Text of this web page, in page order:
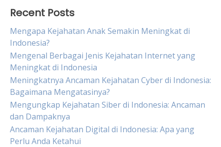
Recent Posts
Mengapa Kejahatan Anak Semakin Meningkat di
Indonesia?
Mengenal Berbagai Jenis Kejahatan Internet yang
Meningkat di Indonesia
Meningkatnya Ancaman Kejahatan Cyber di Indonesia:
Bagaimana Mengatasinya?
Mengungkap Kejahatan Siber di Indonesia: Ancaman
dan Dampaknya
Ancaman Kejahatan Digital di Indonesia: Apa yang
Perlu Anda Ketahui